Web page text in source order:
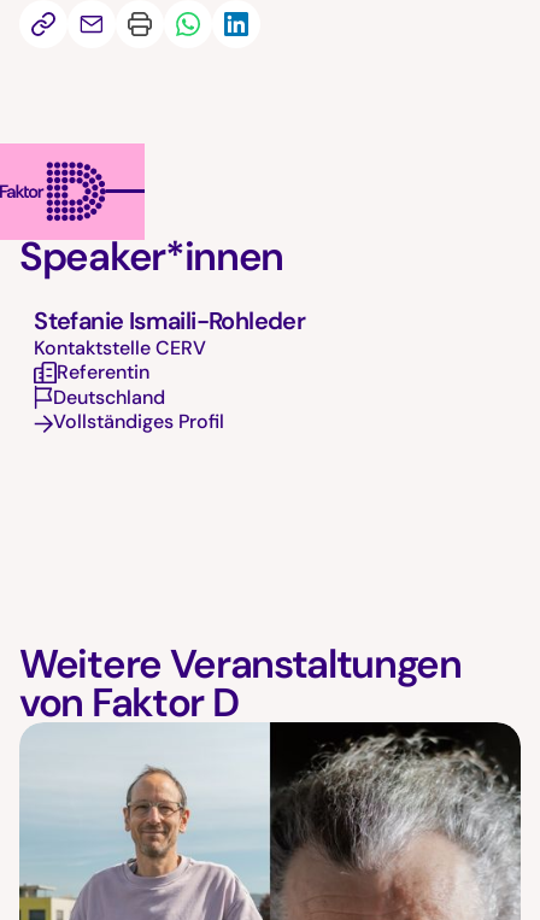
Speaker*innen
Stefanie Ismaili-Rohleder
Kontaktstelle CERV
Referentin
Deutschland
Vollständiges Profil
Weitere Veranstaltungen
von Faktor D